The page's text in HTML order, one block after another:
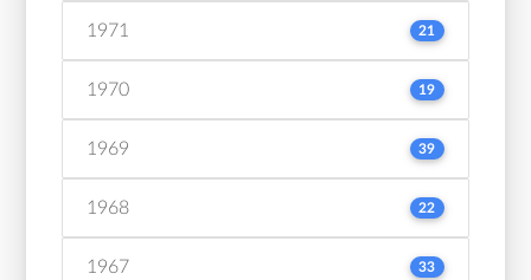
1971 21
1970 19
1969 39
1968 22
1967 33